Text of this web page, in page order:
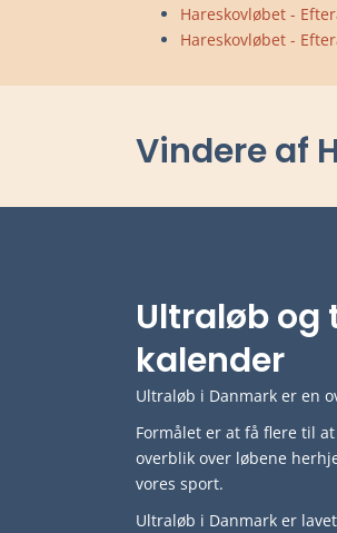
Hareskovløbet -
Hareskovløbet -
Vindere af
Ultraløb og
kalender
Ultraløb i Danmark er en
Formålet er at få flere til
overblik over løbene
vores sport.
Ultraløb i Danmark er